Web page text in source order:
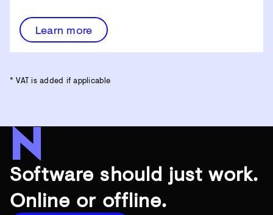
Learn more
* VAT is added if applicable
Software should just work.
Online or offline.